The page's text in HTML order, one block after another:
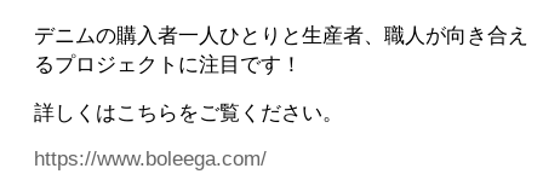
デニムの購入者一人ひとりと生産者、職人が向き合え
るプロジェクトに注目です！
詳しくはこちらをご覧ください。
https://www.boleega.com/